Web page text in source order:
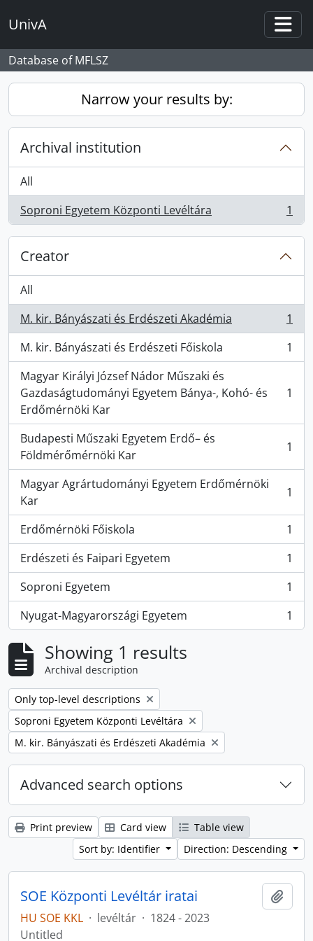
UnivA
Database of MFLSZ
Narrow your results by:
Archival institution
All
Soproni Egyetem Központi Levéltára
, 1 results 1
Creator
All
M. kir. Bányászati és Erdészeti Akadémia
, 1 results
1
M. kir. Bányászati és Erdészeti Főiskola
, 1 results
1
Magyar Királyi József Nádor Műszaki és
Gazdaságtudományi Egyetem Bánya-, Kohó- és
Erdőmérnöki Kar
, 1 results 1
Budapesti Műszaki Egyetem Erdő– és
Földmérőmérnöki Kar
, 1 results 1
Magyar Agrártudományi Egyetem Erdőmérnöki
Kar
, 1 results 1
Erdőmérnöki Főiskola
, 1 results
1
Erdészeti és Faipari Egyetem
, 1 results
1
Soproni Egyetem
, 1 results
1
Nyugat-Magyarországi Egyetem
, 1 results 1
Showing 1 results
Archival description
Remove filter:
Only top-level descriptions
Remove filter:
Soproni Egyetem Központi Levéltára
Remove filter:
M. kir. Bányászati és Erdészeti Akadémia
Advanced search options
Print preview Card view
Table view
Sort by: Identifier
Direction: Descending
SOE Központi Levéltár iratai
HU SOE KKL · levéltár · 1824 - 2023
Untitled